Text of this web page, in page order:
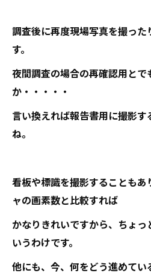
調査後に再度現場写真を撮っ
す。
夜間調査の場合の再確認用とで
か・・・・・
言い換えれば報告書用に撮影
ね。
看板や標識を撮影することも
ャの画素数と比較すれば
かなりきれいですから、ちょ
いうわけです。
他にも、今、何をどう進めて